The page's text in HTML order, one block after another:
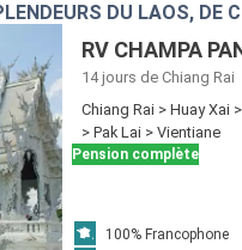
DU LAOS, DE
RV CHAMPA
14 jours de Chiang Rai
Chiang Rai > Huay Xai
> Pak Lai > Vientiane
Pension complète
100% Francophone